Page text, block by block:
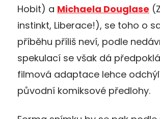
Hobit) a Michaela Douglase
instinkt, Liberace!), se toho o
příběhu příliš neví, podle
spekulací se však dá
filmová adaptace lehce
původní komiksové předlohy.